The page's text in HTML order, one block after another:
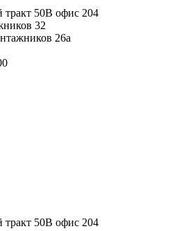
тракт 50В офис 204
32
26а
тракт 50В офис 204